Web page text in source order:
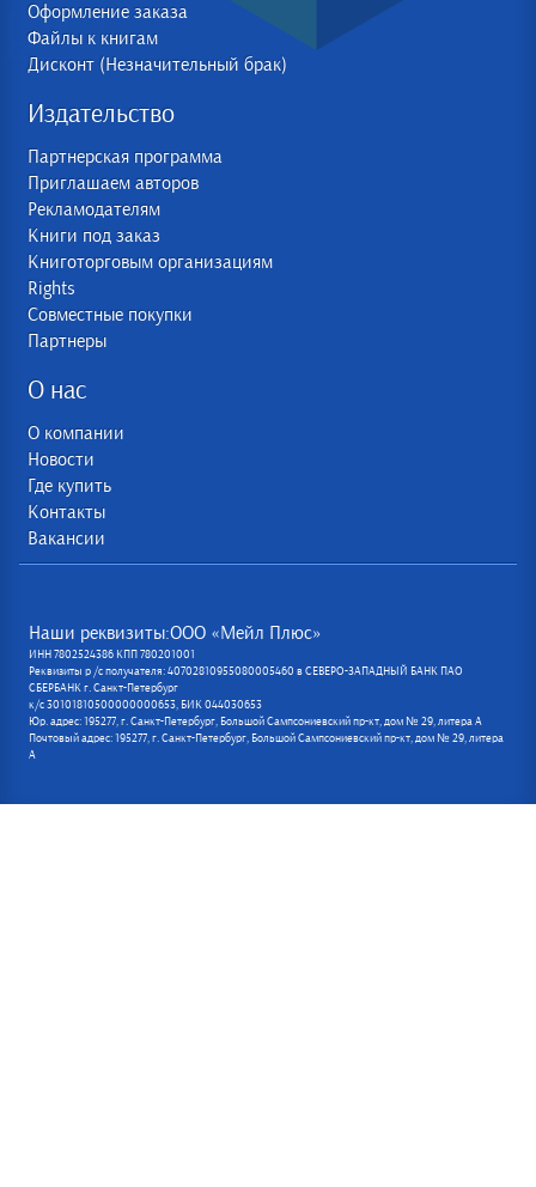
Оформление заказа
Файлы к книгам
Дисконт (Незначительный брак)
Издательство
Партнерская программа
Приглашаем авторов
Рекламодателям
Книги под заказ
Книготорговым организациям
Rights
Совместные покупки
Партнеры
О нас
О компании
Новости
Где купить
Контакты
Вакансии
Наши реквизиты:ООО «Мейл Плюс»
ИНН 7802524386 КПП 780201001
Реквизиты р /с получателя: 40702810955080005460 в СЕВЕРО-ЗАПАДНЫЙ БАНК ПАО
СБЕРБАНК г. Санкт-Петербург
к/с 30101810500000000653, БИК 044030653
Юр. адрес: 195277, г. Санкт-Петербург, Большой Сампсониевский пр-кт, дом № 29, литера А
Почтовый адрес: 195277, г. Санкт-Петербург, Большой Сампсониевский пр-кт, дом № 29, литера
А